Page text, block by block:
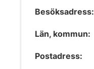
Besöksadress:
Län, kommun:
Postadress: